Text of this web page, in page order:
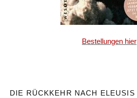
Bestellungen hier
DIE RÜCKKEHR NACH ELEUSIS